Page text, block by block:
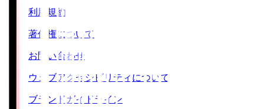
利用規約
著作権について
お問い合わせ
ウェブアクセシビリティについて
ブランドガイドライン